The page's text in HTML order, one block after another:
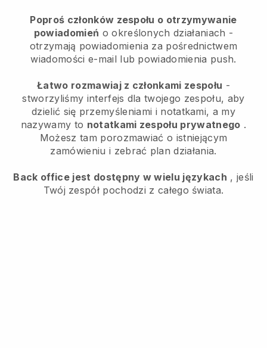
Poproś członków zespołu o otrzymywanie
powiadomień o określonych działaniach -
otrzymają powiadomienia za pośrednictwem
wiadomości e-mail lub powiadomienia push.
Łatwo rozmawiaj z członkami zespołu -
stworzyliśmy interfejs dla twojego zespołu, aby
dzielić się przemyśleniami i notatkami, a my
nazywamy to notatkami zespołu prywatnego .
Możesz tam porozmawiać o istniejącym
zamówieniu i zebrać plan działania.
Back office jest dostępny w wielu językach , jeśli
Twój zespół pochodzi z całego świata.